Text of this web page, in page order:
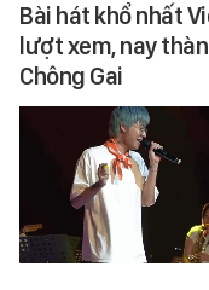
Bài hát khổ nhất
lượt xem, nay
Chông Gai